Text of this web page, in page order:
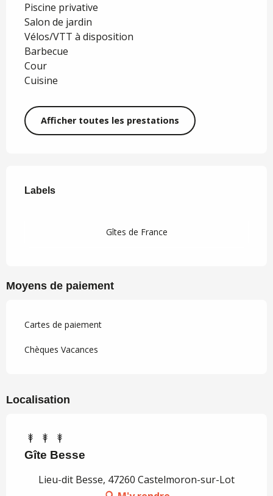
Piscine privative
Salon de jardin
Vélos/VTT à disposition
Barbecue
Cour
Cuisine
Afficher toutes les prestations
Labels
Labels
Gîtes de France
Moyens de paiement
Cartes de paiement
Chèques Vacances
Localisation
Gîte Besse
Lieu-dit Besse, 47260 Castelmoron-sur-Lot